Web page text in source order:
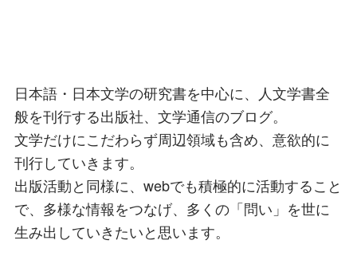
日本語・日本文学の研究書を中心に、人文学書全
般を刊行する出版社、文学通信のブログ。
文学だけにこだわらず周辺領域も含め、意欲的に
刊行していきます。
出版活動と同様に、webでも積極的に活動すること
で、多様な情報をつなげ、多くの「問い」を世に
生み出していきたいと思います。